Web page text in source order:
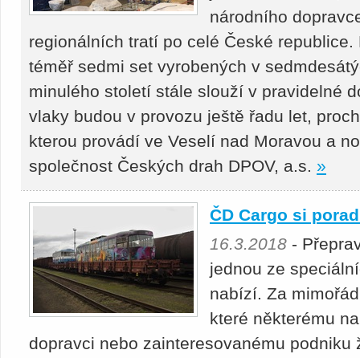
národního
regionálních tratí po celé České
téměř sedmi set vyrobených v
minulého století stále slouží v pravidelné
vlaky budou v provozu ještě řadu let,
kterou provádí ve Veselí nad Moravou a
společnost Českých drah DPOV, a.s. »
ČD Cargo si
16.3.2018 -
jednou ze
nabízí. Za
které některému
dopravci nebo zainteresovanému podniku